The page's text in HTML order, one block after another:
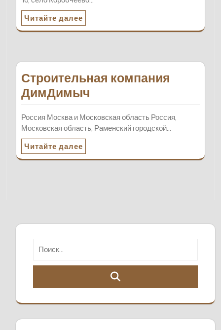
Читайте далее
Строительная компания
ДимДимыч
Россия Москва и Московская область Россия,
Московская область, Раменский городской…
Читайте далее